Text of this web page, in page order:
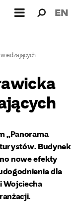
dla: EN
„Panorama
Budynek
nowe efekty
dla
Wojciecha